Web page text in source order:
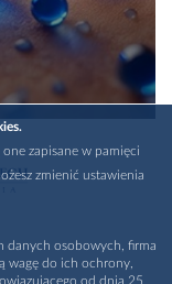
zapisane w pamięci
zmienić ustawienia
danych osobowych, firma
wagę do ich ochrony,
od dnia 25